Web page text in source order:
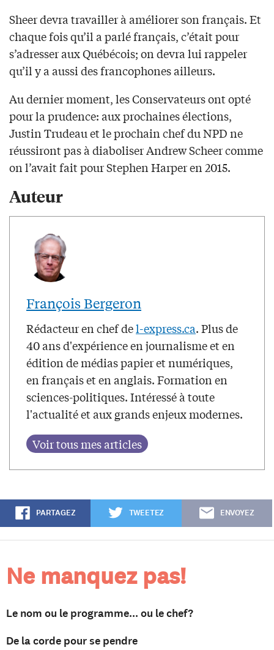
Sheer devra travailler à améliorer son français. Et
chaque fois qu’il a parlé français, c’était pour
s’adresser aux Québécois; on devra lui rappeler
qu’il y a aussi des francophones ailleurs.
Au dernier moment, les Conservateurs ont opté
pour la prudence: aux prochaines élections,
Justin Trudeau et le prochain chef du NPD ne
réussiront pas à diaboliser Andrew Scheer comme
on l’avait fait pour Stephen Harper en 2015.
Auteur
François Bergeron
Rédacteur en chef del-express.ca. Plus de
40 ans d'expérience en journalisme et en
édition de médias papier et numériques,
en français et en anglais. Formation en
sciences-politiques. Intéressé à toute
l'actualité et aux grands enjeux modernes.
PARTAGEZ TWEETEZ ENVOYEZ
Ne manquez pas!
Le nom ou le programme... ou le chef?
De la corde pour se pendre